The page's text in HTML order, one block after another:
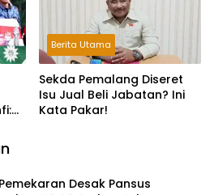
Berita Utama
Sekda Pemalang Diseret
Isu Jual Beli Jabatan? Ini
Kata Pakar!
Desak Pansus